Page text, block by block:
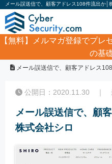
メール誤送信で、顧客アドレス108件流出か
【無料】
メルマガ登録でプレ
の基
サイバーセキュリテ
メール誤送信で、顧客アドレス
公開日：2020.11.30 ｜
メール誤送信で、顧
株式会社シロ